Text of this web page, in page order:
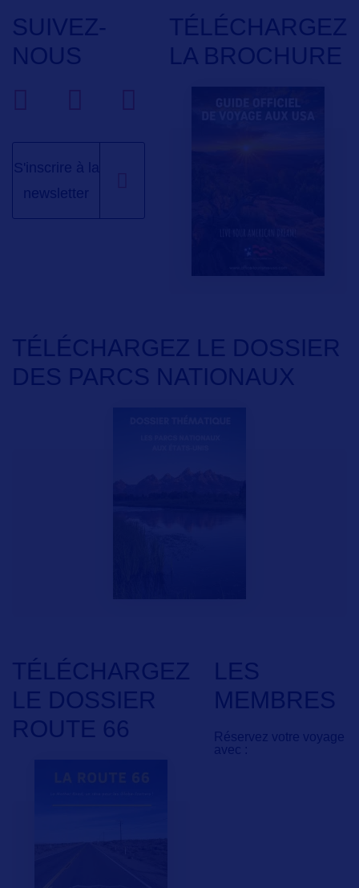
LES
MEMBRES
Réservez votre voyage
avec :
SUIVEZ-
NOUS
S'inscrire à la
newsletter
TÉLÉCHARGEZ
LA BROCHURE
TÉLÉCHARGEZ LE DOSSIER
DES PARCS NATIONAUX
TÉLÉCHARGEZ
LE DOSSIER
ROUTE 66